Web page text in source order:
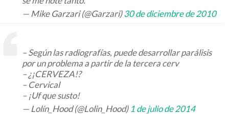
— Mike Garzari (@Garzari)30 de diciembre de 2010
– Según las radiografías, puede desarrollar parálisis
por un problema a partir de la tercera cerv
– ¿¡CERVEZA!?
– Cervical
– ¡Uf que susto!
— Lolín_Hood (@Lolin_Hood) 1 de julio de 2014